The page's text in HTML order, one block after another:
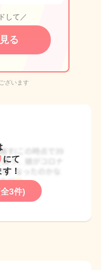
して／
る
ざいます
にて
！
3件)